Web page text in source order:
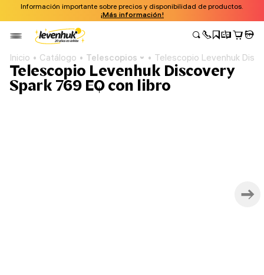
Información importante sobre precios y disponibilidad de productos.
¡Más información!
Inicio Catálogo Telescopios Telescopio Levenhuk
Telescopio Levenhuk Discovery
Spark 769 EQ con libro